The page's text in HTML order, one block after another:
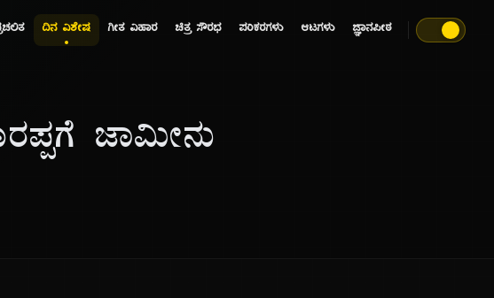
ದಿನ ವಿಶೇಷ ಗೀತ ವಿಹಾರ ಚಿತ್ರ ಸೌರಭ ಪರಿಕರಗಳು ಆಟಗಳು ಜ್ಞಾನಪೀಠ
ಜಾಮೀನು